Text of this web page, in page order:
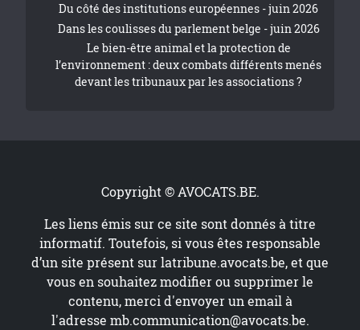
Du côté des institutions européennes - juin 2026
Dans les coulisses du parlement belge - juin 2026
Le bien-être animal et la protection de
l’environnement : deux combats différents menés
devant les tribunaux par les associations ?
Copyright © AVOCATS.BE.
Les liens émis sur ce site sont donnés à titre
informatif. Toutefois, si vous êtes responsable
d’un site présent surlatribune.avocats.be, et que
vous en souhaitez modifier ou supprimer le
contenu, merci d'envoyer un email à
l'adresse mb.communication@avocats.be.